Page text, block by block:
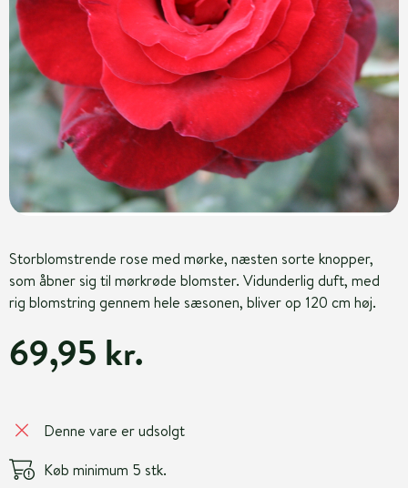
Storblomstrende rose med mørke, næsten sorte knopper,
som åbner sig til mørkrøde blomster. Vidunderlig duft, med
rig blomstring gennem hele sæsonen, bliver op 120 cm høj.
69,95 kr.
Denne vare er udsolgt
Køb minimum 5 stk.